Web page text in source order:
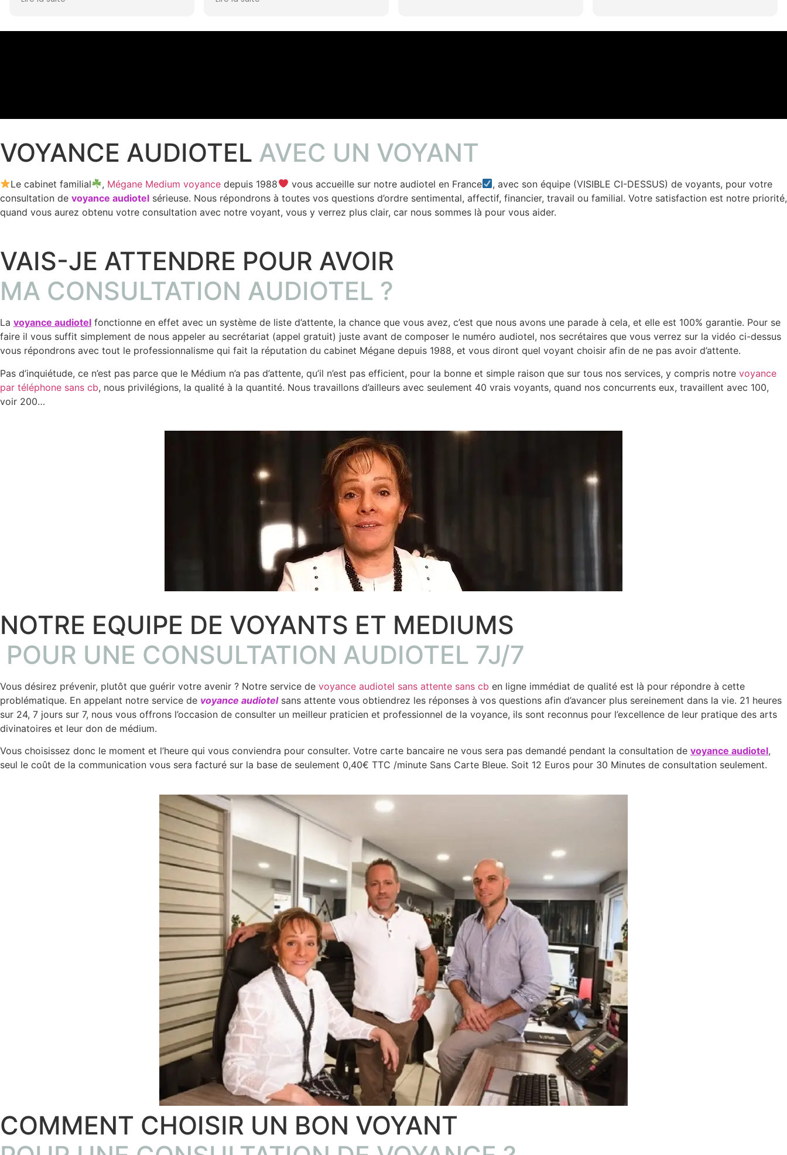
positive
bien sur le plan professionnel que
impressionnante. Son ton est à la
très juste.
Laurence
VOYANCE AUDIOTEL AVEC UN VOYANT
Le cabinet familial , Mégane Medium voyance depuis 1988 vous accueille sur notre audiotel en France
, avec son équipe (VISIBLE CI-DESSUS) de voyants, pour votre
consultation de voyance audiotel sérieuse. Nous répondrons à toutes vos questions d’ordre sentimental, affectif, financier, travail ou familial. Votre satisfaction est notre priorité,
quand vous aurez obtenu votre consultation avec notre voyant, vous y verrez plus clair, car nous sommes là pour vous aider.
VAIS-JE ATTENDRE POUR AVOIR
MA CONSULTATION AUDIOTEL ?
La voyance audiotel fonctionne en effet avec un système de liste d’attente, la chance que vous avez, c’est que nous avons une parade à cela, et elle est 100% garantie. Pour se
faire il vous suffit simplement de nous appeler au secrétariat (appel gratuit) juste avant de composer le numéro audiotel, nos secrétaires que vous verrez sur la vidéo ci-dessus
vous répondrons avec tout le professionnalisme qui fait la réputation du cabinet Mégane depuis 1988, et vous diront quel voyant choisir afin de ne pas avoir d’attente.
Pas d’inquiétude, ce n’est pas parce que le Médium n’a pas d’attente, qu’il n’est pas efficient, pour la bonne et simple raison que sur tous nos services, y compris notre voyance
par téléphone sans cb, nous privilégions, la qualité à la quantité. Nous travaillons d’ailleurs avec seulement 40 vrais voyants, quand nos concurrents eux, travaillent avec 100,
voir 200…
NOTRE EQUIPE DE VOYANTS ET MEDIUMS
POUR UNE CONSULTATION AUDIOTEL 7J/7
Vous désirez prévenir, plutôt que guérir votre avenir ? Notre service de voyance audiotel sans attente sans cb en ligne immédiat de qualité est là pour répondre à cette
problématique. En appelant notre service de voyance audiotelsans attente vous obtiendrez les réponses à vos questions afin d’avancer plus sereinement dans la vie. 21 heures
sur 24, 7 jours sur 7, nous vous offrons l’occasion de consulter un meilleur praticien et professionnel de la voyance, ils sont reconnus pour l’excellence de leur pratique des arts
divinatoires et leur don de médium.
Vous choisissez donc le moment et l’heure qui vous conviendra pour consulter. Votre carte bancaire ne vous sera pas demandé pendant la consultation de voyance audiotel,
seul le coût de la communication vous sera facturé sur la base de seulement 0,40€ TTC /minute Sans Carte Bleue. Soit 12 Euros pour 30 Minutes de consultation seulement.
COMMENT CHOISIR UN BON VOYANT